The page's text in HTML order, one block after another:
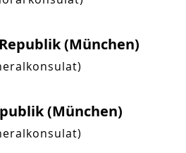
(München)
(München)